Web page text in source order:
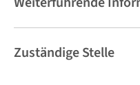
Zuständige Stelle